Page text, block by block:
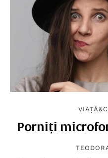
Porniți